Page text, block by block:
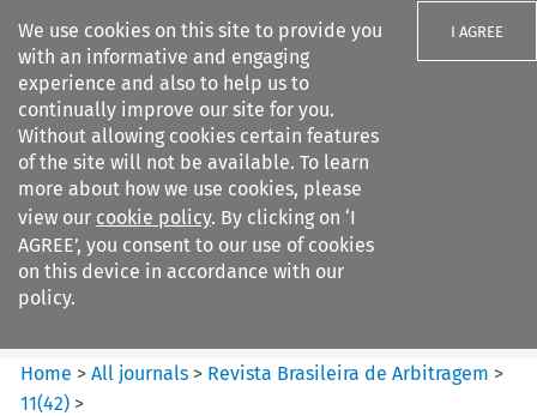
We use cookies on this site to provide you
with an informative and engaging
experience and also to help us to
continually improve our site for you.
Without allowing cookies certain features
of the site will not be available. To learn
more about how we use cookies, please
view our cookie policy. By clicking on ‘I
AGREE’, you consent to our use of cookies
on this device in accordance with our
policy.
I AGREE
Search filters
Revista Brasileira de
Arbitragem
Home >All journals > Revista Brasileira de Arbitragem >
11(42) >